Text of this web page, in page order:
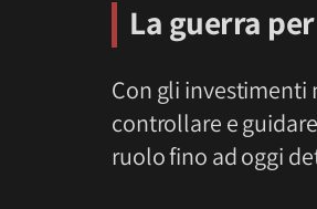
La guerra
Con gli investimenti
controllare e
ruolo fino ad oggi